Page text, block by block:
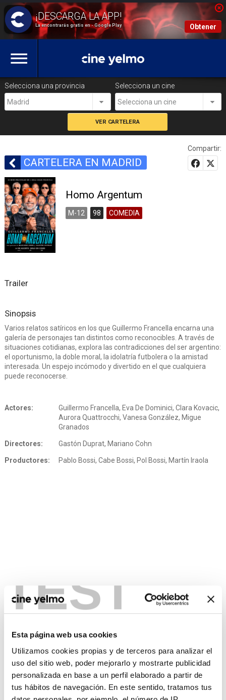
La encontrarás gratis en - Google Play Obtener
TEST
Esta página web usa cookies
Utilizamos cookies propias y de terceros para analizar el
uso del sitio web, poder mejorarlo y mostrarte publicidad
personalizada en base a un perfil elaborado a partir de
tus hábitos de navegación. En este sentido, tratamos tus
Selecciona una provincia
Madrid
Selecciona un cine
Selecciona un cine
CARTELERA EN MADRID
Compartir:
Homo Argentum
M-12 98 COMEDIA
Trailer
Sinopsis
Varios relatos satíricos en los que Guillermo Francella encarna una
galería de personajes tan distintos como reconocibles. A través de
situaciones cotidianas, explora las contradicciones del ser argentino:
el oportunismo, la doble moral, la idolatría futbolera o la amistad
interesada. Un espejo incómodo y divertido en el que cualquiera
puede reconocerse.
Actores:
Guillermo Francella, Eva De Dominici, Clara Kovacic,
Aurora Quattrocchi, Vanesa González, Migue
Granados
Directores: Gastón Duprat, Mariano Cohn
Productores: Pablo Bossi, Cabe Bossi, Pol Bossi, Martín Iraola
No hay películas con el